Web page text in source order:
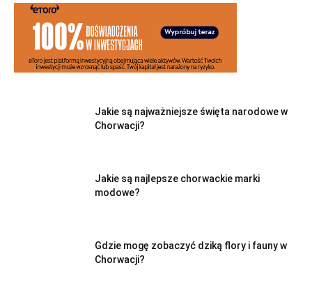
Jakie są najważniejsze święta narodowe w
Chorwacji?
Jakie są najlepsze chorwackie marki
modowe?
Gdzie mogę zobaczyć dziką flory i fauny w
Chorwacji?